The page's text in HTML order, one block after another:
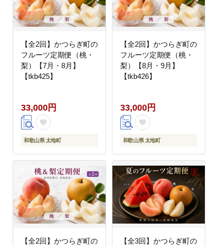
【全2回】かつらぎ町の
フルーツ定期便（桃・
梨）【7月・8月】
【tkb425】
33,000円
和歌山県 太地町
【全2回】かつらぎ町の
フルーツ定期便（桃・
梨）【8月・9月】
【tkb426】
33,000円
和歌山県 太地町
【全2回】かつらぎ町の
【全3回】かつらぎ町の